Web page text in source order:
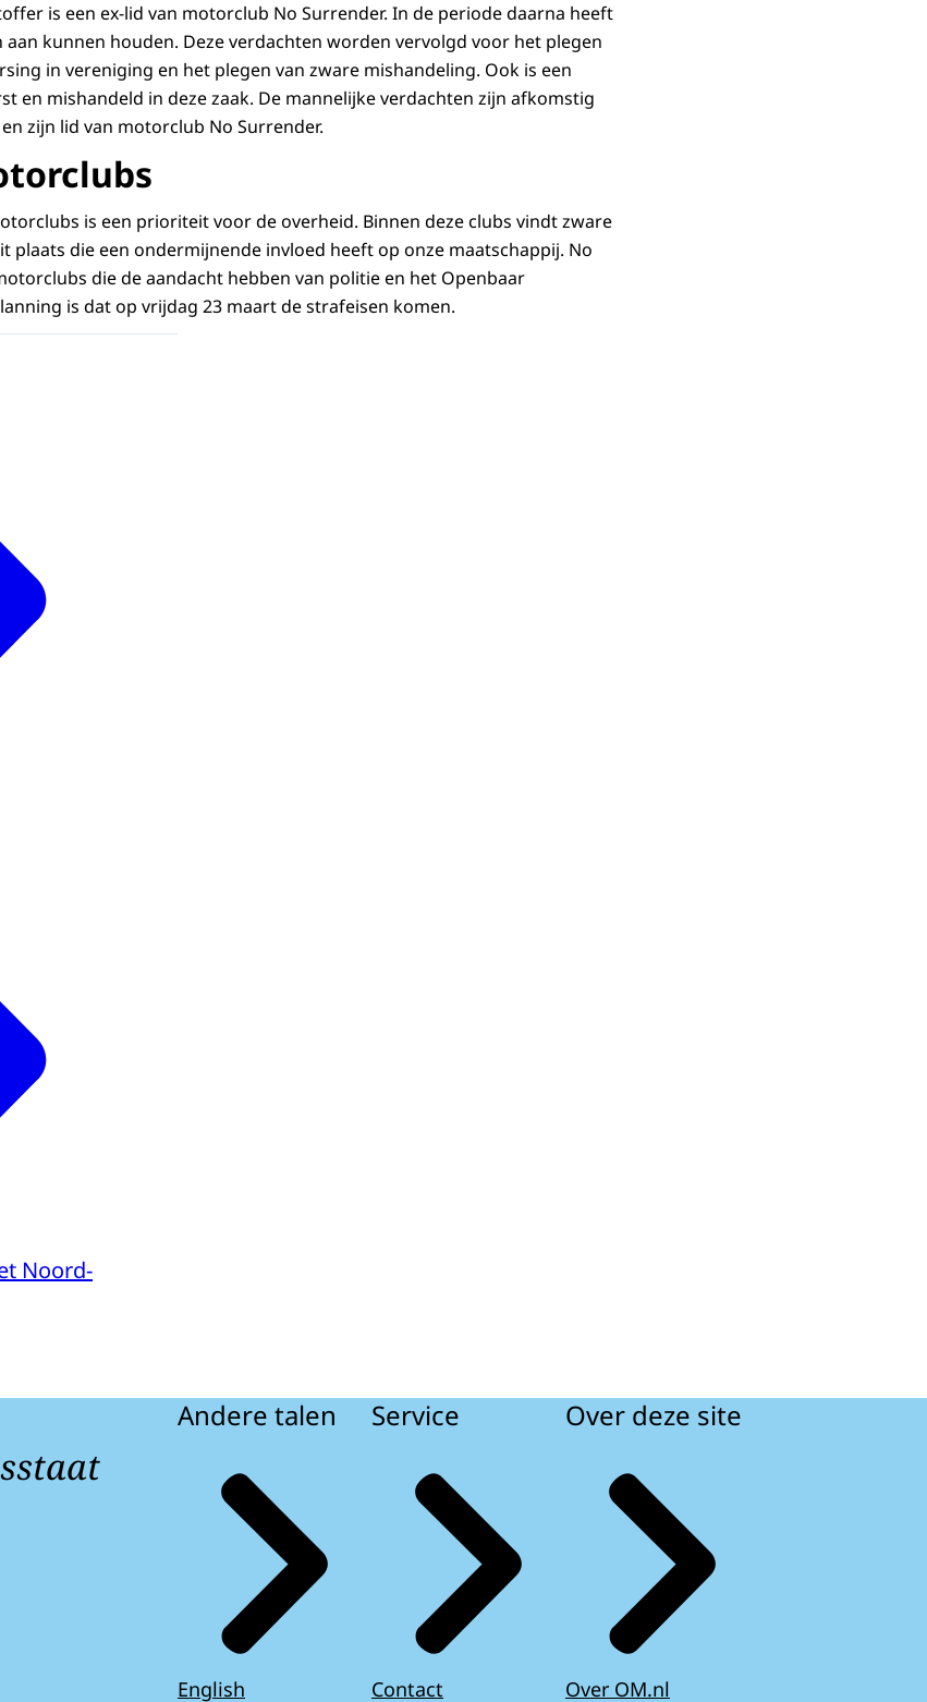
is een ex-lid van motorclub No Surrender. In de periode daarna heeft
kunnen houden. Deze verdachten worden vervolgd voor het plegen
in vereniging en het plegen van zware mishandeling. Ook is een
en mishandeld in deze zaak. De mannelijke verdachten zijn afkomstig
zijn lid van motorclub No Surrender.
is een prioriteit voor de overheid. Binnen deze clubs vindt zware
plaats die een ondermijnende invloed heeft op onze maatschappij. No
die de aandacht hebben van politie en het Openbaar
is dat op vrijdag 23 maart de strafeisen komen.
Noord-
Andere talen
English
Service
Contact
Over deze site
Over OM.nl